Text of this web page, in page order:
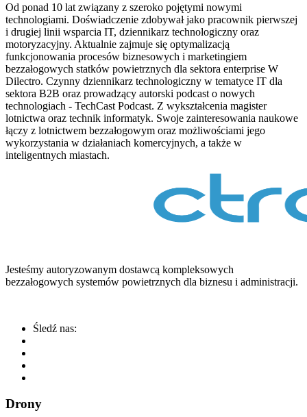
Od ponad 10 lat związany z szeroko pojętymi nowymi
technologiami. Doświadczenie zdobywał jako pracownik pierwszej
i drugiej linii wsparcia IT, dziennikarz technologiczny oraz
motoryzacyjny. Aktualnie zajmuje się optymalizacją
funkcjonowania procesów biznesowych i marketingiem
bezzałogowych statków powietrznych dla sektora enterprise W
Dilectro. Czynny dziennikarz technologiczny w tematyce IT dla
sektora B2B oraz prowadzący autorski podcast o nowych
technologiach - TechCast Podcast. Z wykształcenia magister
lotnictwa oraz technik informatyk. Swoje zainteresowania naukowe
łączy z lotnictwem bezzałogowym oraz możliwościami jego
wykorzystania w działaniach komercyjnych, a także w
inteligentnych miastach.
Jesteśmy autoryzowanym dostawcą kompleksowych
bezzałogowych systemów powietrznych dla biznesu i administracji.
Śledź nas:
Drony